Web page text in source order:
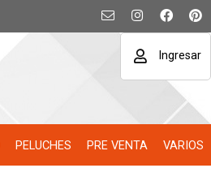
Ingresar
PELUCHES PRE VENTA VARIOS